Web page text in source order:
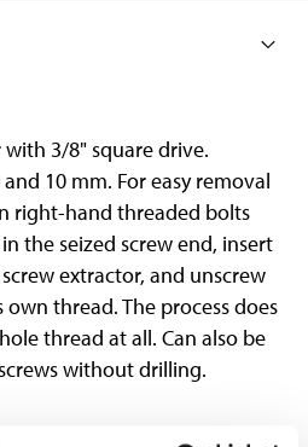
3/8" square drive.
10 mm. For easy removal
right-hand threaded bolts
the seized screw end, insert
extractor, and unscrew
thread. The process does
thread at all. Can also be
without drilling.